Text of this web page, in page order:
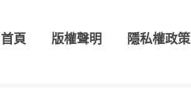
首頁 版權聲明 隱私權政策